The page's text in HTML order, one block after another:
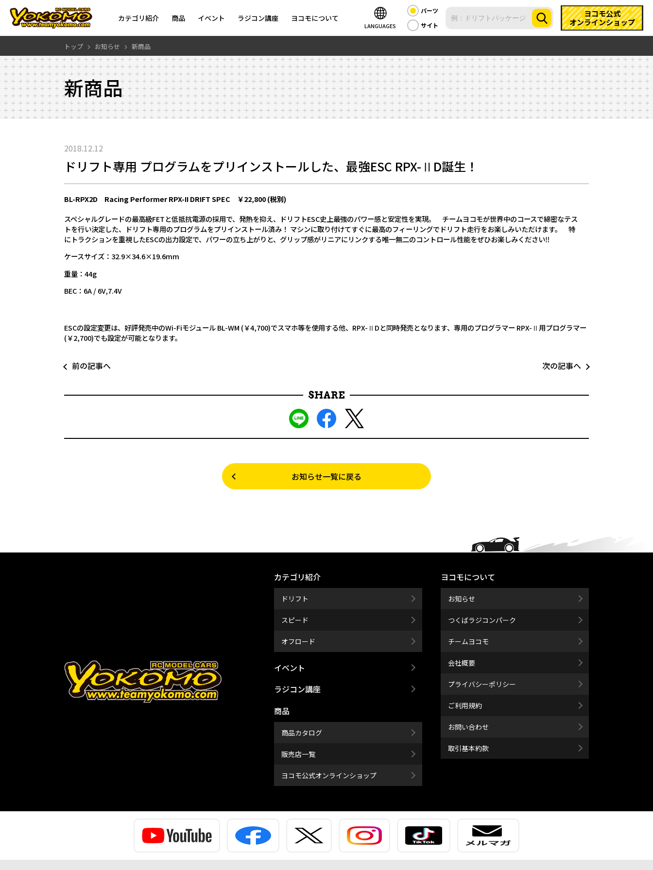
カテゴリ紹介 商品 イベント ラジコン講座 ヨコモについて
LANGUAGES
パーツ
サイト
ヨコモ公式
オンラインショップ
トップ お知らせ 新商品
新商品
2018.12.12
ドリフト専用 プログラムをプリインストールした、最強ESC RPX-ⅡD誕生！
BL-RPX2D Racing Performer RPX-II DRIFT SPEC ￥22,800 (税別)
スペシャルグレードの最高級FETと低抵抗電源の採用で、発熱を抑え、ドリフトESC史上最強のパワー感と安定性を実現。 チームヨコモが世界中のコースで綿密なテス
トを行い決定した、ドリフト専用のプログラムをプリインストール済み！ マシンに取り付けてすぐに最高のフィーリングでドリフト走行をお楽しみいただけます。 特
にトラクションを重視したESCの出力設定で、パワーの立ち上がりと、グリップ感がリニアにリンクする唯一無二のコントロール性能をぜひお楽しみください‼
ケースサイズ：32.9×34.6×19.6mm
重量：44g
BEC：6A / 6V,7.4V
ESCの設定変更は、好評発売中のWi-Fiモジュール BL-WM (￥4,700)でスマホ等を使用する他、RPX-ⅡDと同時発売となります、専用のプログラマー RPX-Ⅱ用プログラマー
(￥2,700)でも設定が可能となります。
前の記事へ 次の記事へ
SHARE
お知らせ一覧に戻る
カテゴリ紹介
ドリフト
スピード
オフロード
イベント
ラジコン講座
商品
商品カタログ
販売店一覧
ヨコモ公式オンラインショップ
ヨコモについて
お知らせ
つくばラジコンパーク
チームヨコモ
会社概要
プライバシーポリシー
ご利用規約
お問い合わせ
取引基本約款